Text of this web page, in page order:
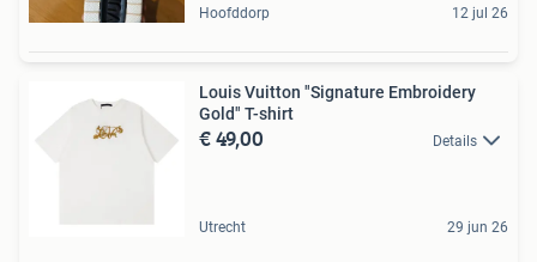
Hoofddorp 12 jul 26
Louis Vuitton "Signature Embroidery
Gold" T-shirt
€ 49,00 Details
Utrecht 29 jun 26